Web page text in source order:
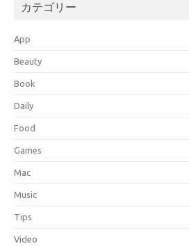
カテゴリー
App
Beauty
Book
Daily
Food
Games
Mac
Music
Tips
Video